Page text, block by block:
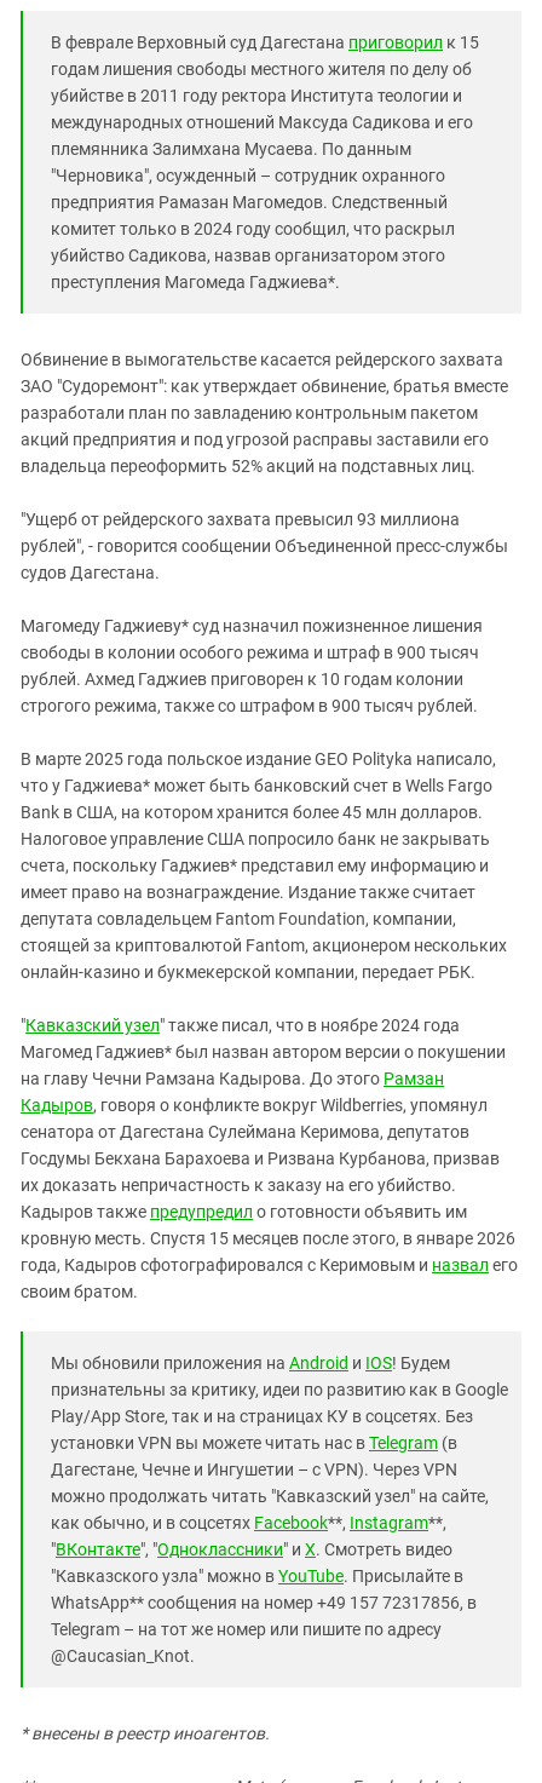
В феврале Верховный суд Дагестана приговорил к 15
годам лишения свободы местного жителя по делу об
убийстве в 2011 году ректора Института теологии и
международных отношений Максуда Садикова и его
племянника Залимхана Мусаева. По данным
"Черновика", осужденный – сотрудник охранного
предприятия Рамазан Магомедов. Следственный
комитет только в 2024 году сообщил, что раскрыл
убийство Садикова, назвав организатором этого
преступления Магомеда Гаджиева*.
Обвинение в вымогательстве касается рейдерского захвата
ЗАО "Судоремонт": как утверждает обвинение, братья вместе
разработали план по завладению контрольным пакетом
акций предприятия и под угрозой расправы заставили его
владельца переоформить 52% акций на подставных лиц.
"Ущерб от рейдерского захвата превысил 93 миллиона
рублей", - говорится сообщении Объединенной пресс-службы
судов Дагестана.
Магомеду Гаджиеву* суд назначил пожизненное лишения
свободы в колонии особого режима и штраф в 900 тысяч
рублей. Ахмед Гаджиев приговорен к 10 годам колонии
строгого режима, также со штрафом в 900 тысяч рублей.
В марте 2025 года польское издание GEO Polityka написало,
что у Гаджиева* может быть банковский счет в Wells Fargo
Bank в США, на котором хранится более 45 млн долларов.
Налоговое управление США попросило банк не закрывать
счета, поскольку Гаджиев* представил ему информацию и
имеет право на вознаграждение. Издание также считает
депутата совладельцем Fantom Foundation, компании,
стоящей за криптовалютой Fantom, акционером нескольких
онлайн-казино и букмекерской компании, передает РБК.
"Кавказский узел" также писал, что в ноябре 2024 года
Магомед Гаджиев* был назван автором версии о покушении
на главу Чечни Рамзана Кадырова. До этого Рамзан
Кадыров, говоря о конфликте вокруг Wildberries, упомянул
сенатора от Дагестана Сулеймана Керимова, депутатов
Госдумы Бекхана Барахоева и Ризвана Курбанова, призвав
их доказать непричастность к заказу на его убийство.
Кадыров также предупредил о готовности объявить им
кровную месть. Спустя 15 месяцев после этого, в январе 2026
года, Кадыров сфотографировался с Керимовым и назвал его
своим братом.
Мы обновили приложения на Android и IOS! Будем
признательны за критику, идеи по развитию как в Google
Play/App Store, так и на страницах КУ в соцсетях. Без
установки VPN вы можете читать нас вTelegram (в
Дагестане, Чечне и Ингушетии – с VPN). Через VPN
можно продолжать читать "Кавказский узел" на сайте,
как обычно, и в соцсетях Facebook**, Instagram**,
"ВКонтакте", "Одноклассники" и X. Смотреть видео
"Кавказского узла" можно вYouTube. Присылайте в
WhatsApp** сообщения на номер +49 157 72317856, в
Telegram – на тот же номер или пишите по адресу
@Caucasian_Knot.
* внесены в реестр иноагентов.